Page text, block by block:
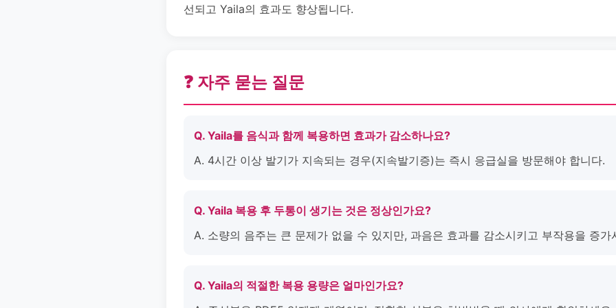
선되고 Yaila의 효과도 향상됩니다.
❓ 자주 묻는 질문
Q. Yaila를 음식과 함께 복용하면 효과가 감소하나요?
A. 4시간 이상 발기가 지속되는 경우(지속발기증)는 즉시 응급실을 방문해야 합니다.
Q. Yaila 복용 후 두통이 생기는 것은 정상인가요?
A. 소량의 음주는 큰 문제가 없을 수 있지만, 과음은 효과를 감소시키고 부작용을 증가
Q. Yaila의 적절한 복용 용량은 얼마인가요?